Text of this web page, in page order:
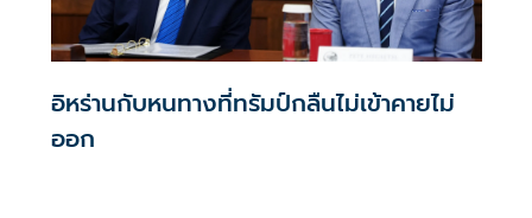
อิหร่านกับหนทางที่ทรัมป์กลืนไม่เข้าคายไม่
ออก